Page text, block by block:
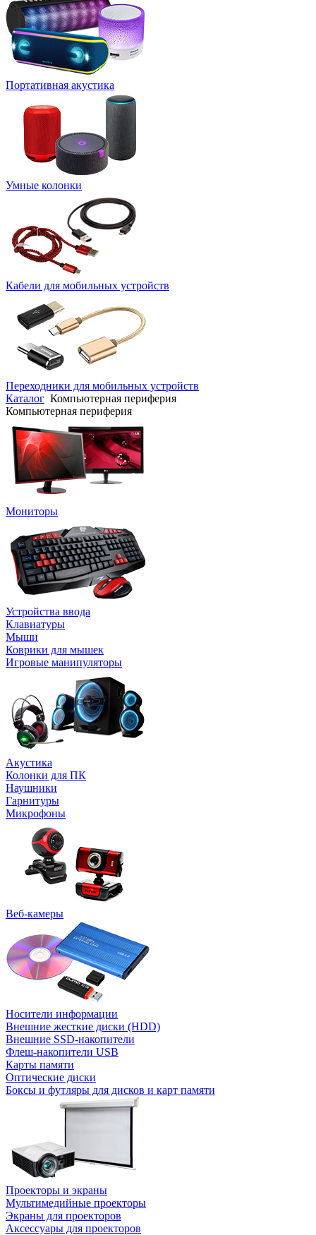
Портативная акустика
Умные колонки
Кабели для мобильных устройств
Переходники для мобильных устройств
Каталог Компьютерная периферия
Компьютерная периферия
Мониторы
Устройства ввода
Клавиатуры
Мыши
Коврики для мышек
Игровые манипуляторы
Акустика
Колонки для ПК
Наушники
Гарнитуры
Микрофоны
Веб-камеры
Носители информации
Внешние жесткие диски (HDD)
Внешние SSD-накопители
Флеш-накопители USB
Карты памяти
Оптические диски
Боксы и футляры для дисков и карт памяти
Проекторы и экраны
Мультимедийные проекторы
Экраны для проекторов
Аксессуары для проекторов